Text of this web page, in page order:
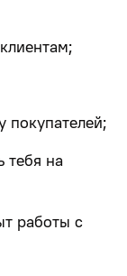
покупателей;
тебя на
работы с